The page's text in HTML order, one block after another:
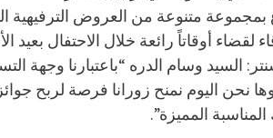
بمجموعة متنوعة من العروض
لقضاء أوقاتاً رائعة خلال الاحتفال
السيد وسام الدره “باعتبارنا وجهة
نحن اليوم نمنح زورانا فرصة لربح
المميزة”.